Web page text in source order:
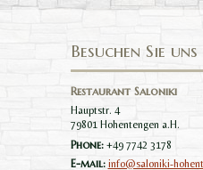
Besuchen Sie uns
Restaurant Saloniki
Hauptstr. 4
79801 Hohentengen a.H.
Phone:+49 7742 3178
E-mail: info@saloniki-